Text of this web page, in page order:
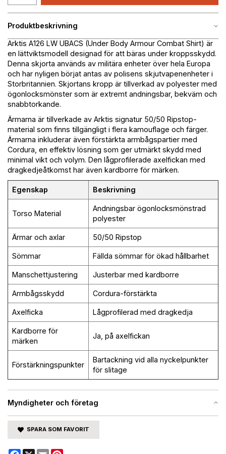
Produktbeskrivning
Myndigheter och företag
Arktis A126 LW UBACS (Under Body Armour Combat Shirt) är
en lättviktsmodell designad för att bäras under kroppsskydd.
Denna skjorta används av militära enheter över hela Europa
och har nyligen börjat antas av polisens skjutvapenenheter i
Storbritannien. Skjortans kropp är tillverkad av polyester med
ögonlocksmönster som är extremt andningsbar, bekväm och
snabbtorkande.
Ärmarna är tillverkade av Arktis signatur 50/50 Ripstop-
material som finns tillgängligt i flera kamouflage och färger.
Ärmarna inkluderar även förstärkta armbågspartier med
Cordura, en effektiv lösning som ger utmärkt skydd med
minimal vikt och volym. Den lågprofilerade axelfickan med
dragkedjeåtkomst har även kardborre för märken.
Egenskap Beskrivning
Torso Material
Andningsbar ögonlocksmönstrad
polyester
Ärmar och axlar 50/50 Ripstop
Sömmar Fällda sömmar för ökad hållbarhet
Manschettjustering Justerbar med kardborre
Armbågsskydd Cordura-förstärkta
Axelficka Lågprofilerad med dragkedja
Kardborre för
märken
Ja, på axelfickan
Förstärkningspunkter
Bartackning vid alla nyckelpunkter
för slitage
SPARA SOM FAVORIT